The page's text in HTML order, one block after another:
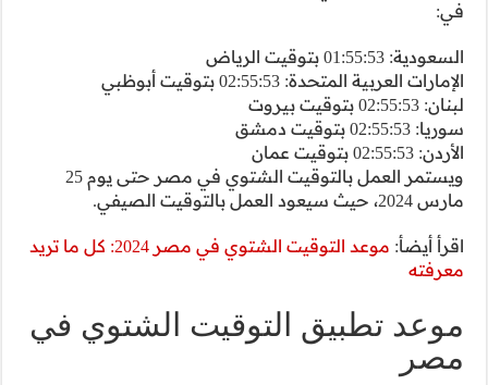
ويستمر العمل بالتوقيت الشتوي في مصر حتى يوم 25
موعد التوقيت الشتوي في مصر 2024: كل ما تريد
في